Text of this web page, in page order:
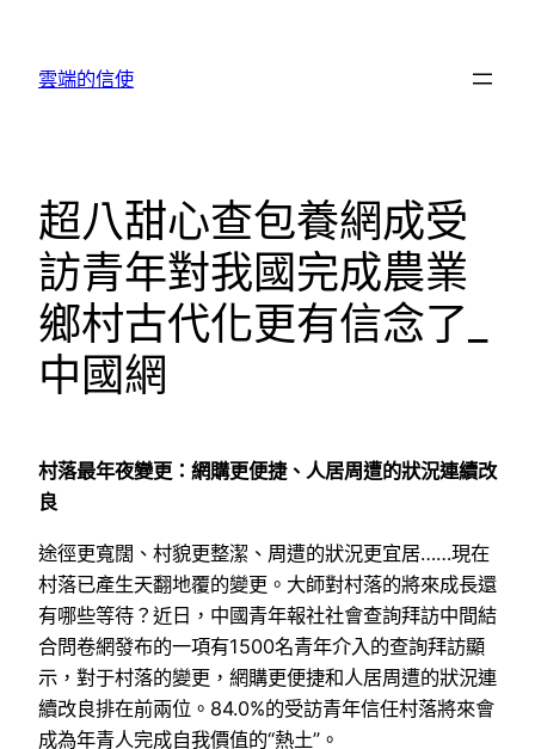
雲端的信使
超八甜心查包養網成受
訪青年對我國完成農業
鄉村古代化更有信念了_
中國網
村落最年夜變更：網購更便捷、人居周遭的狀況連續改
良
途徑更寬闊、村貌更整潔、周遭的狀況更宜居……現在
村落已產生天翻地覆的變更。大師對村落的將來成長還
有哪些等待？近日，中國青年報社社會查詢拜訪中間結
合問卷網發布的一項有1500名青年介入的查詢拜訪顯
示，對于村落的變更，網購更便捷和人居周遭的狀況連
續改良排在前兩位。84.0%的受訪青年信任村落將來會
成為年青人完成自我價值的“熱土”。